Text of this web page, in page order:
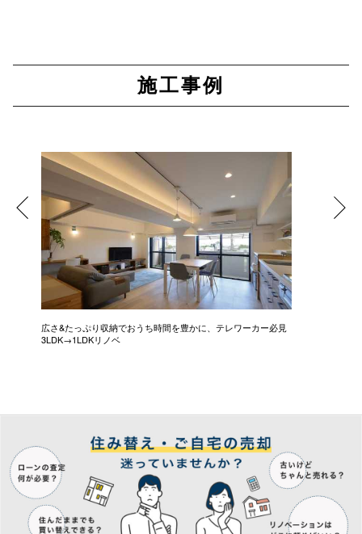
施工事例
広さ&たっぷり収納でおうち時間を豊かに、テレワーカー必見
3LDK→1LDKリノベ